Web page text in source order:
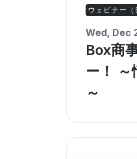
ウェビナー（
Wed, Dec
Box商
ー！
～